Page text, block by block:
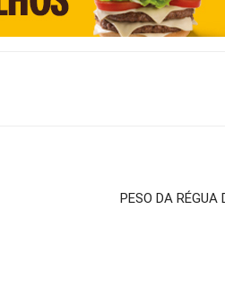
PESO DA RÉGUA